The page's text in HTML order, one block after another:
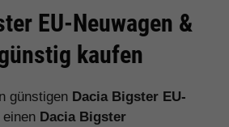
EU-Neuwagen &
kaufen
günstigen Dacia Bigster EU-
Dacia Bigster